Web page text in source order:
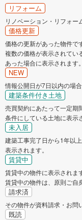
リフォーム
リノベーション・リフォー
価格更新
価格の更新があった物件です
複数の価格が表示されてい
あった場合に表示されます。
NEW
情報公開日が7日以内の場合
建築条件付き土地
売買契約にあたって一定期
条件にしている土地に表示
未入居
建築工事完了日から1年以
表示されます。
賃貸中
賃貸中の物件に表示されます
賃貸中の物件は、原則ご自
請求済
その物件が資料請求・お問
既読